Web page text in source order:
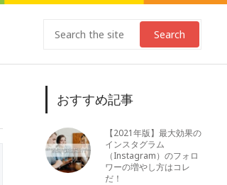
Search
おすすめ記事
【2021年版】最大効果の
インスタグラム
（Instagram）のフォロ
ワーの増やし方はコレ
だ！